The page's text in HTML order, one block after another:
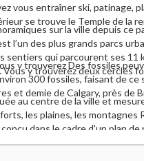
vous entraîner ski, patinage,
se trouve le Temple de la
sur la ville depuis ce
l’un des plus grands parcs
sentiers qui parcourent ses
y trouverez deux cercles
y trouverez Des fossiles
300 fossiles, faisant de
et demie de Calgary, près de
au centre de la ville et
les plaines, les
dans le cadre d'un plan
portes au public le 30 juin